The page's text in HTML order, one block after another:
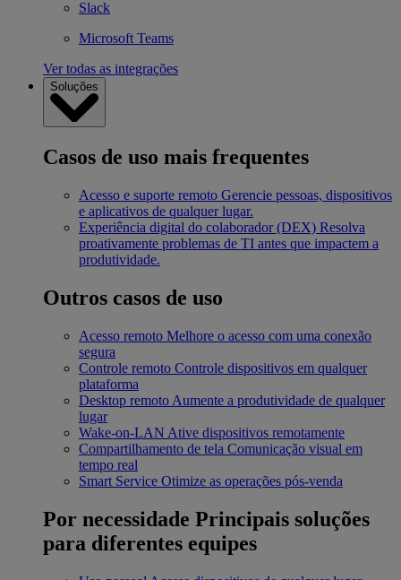
Slack
Microsoft Teams
Ver todas as integrações
Soluções
Casos de uso mais frequentes
Acesso e suporte remoto Gerencie pessoas, dispositivos
e aplicativos de qualquer lugar.
Experiência digital do colaborador (DEX) Resolva
proativamente problemas de TI antes que impactem a
produtividade.
Outros casos de uso
Acesso remoto Melhore o acesso com uma conexão
segura
Controle remoto Controle dispositivos em qualquer
plataforma
Desktop remoto Aumente a produtividade de qualquer
lugar
Wake-on-LAN Ative dispositivos remotamente
Compartilhamento de tela Comunicação visual em
tempo real
Smart Service Otimize as operações pós-venda
Por necessidade Principais soluções
para diferentes equipes